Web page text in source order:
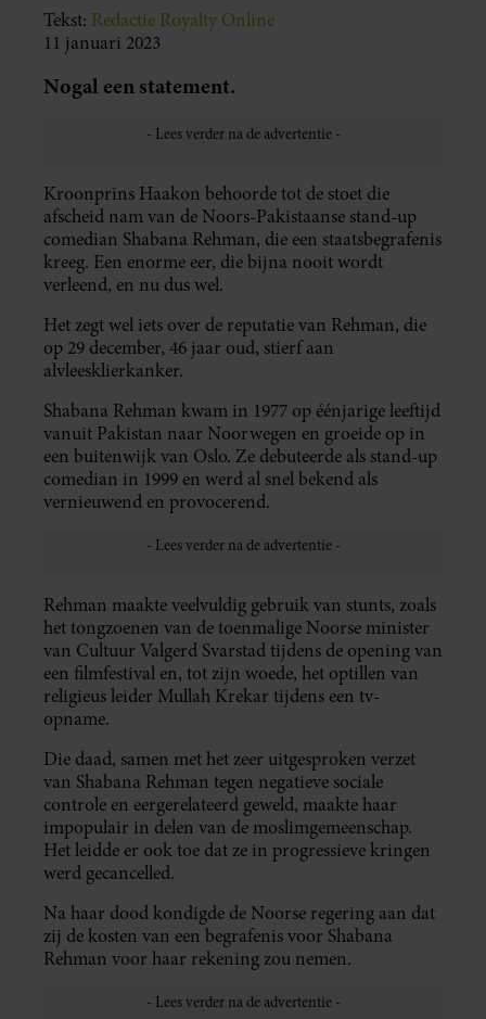
Tekst: Redactie Royalty Online
11 januari 2023
Nogal een statement.
Kroonprins Haakon behoorde tot de stoet die
afscheid nam van de Noors-Pakistaanse stand-up
comedian Shabana Rehman, die een staatsbegrafenis
kreeg. Een enorme eer, die bijna nooit wordt
verleend, en nu dus wel.
Het zegt wel iets over de reputatie van Rehman, die
op 29 december, 46 jaar oud, stierf aan
alvleesklierkanker.
Shabana Rehman kwam in 1977 op éénjarige leeftijd
vanuit Pakistan naar Noorwegen en groeide op in
een buitenwijk van Oslo. Ze debuteerde als stand-up
comedian in 1999 en werd al snel bekend als
vernieuwend en provocerend.
Rehman maakte veelvuldig gebruik van stunts, zoals
het tongzoenen van de toenmalige Noorse minister
van Cultuur Valgerd Svarstad tijdens de opening van
een filmfestival en, tot zijn woede, het optillen van
religieus leider Mullah Krekar tijdens een tv-
opname.
Die daad, samen met het zeer uitgesproken verzet
van Shabana Rehman tegen negatieve sociale
controle en eergerelateerd geweld, maakte haar
impopulair in delen van de moslimgemeenschap.
Het leidde er ook toe dat ze in progressieve kringen
werd gecancelled.
Na haar dood kondigde de Noorse regering aan dat
zij de kosten van een begrafenis voor Shabana
Rehman voor haar rekening zou nemen.